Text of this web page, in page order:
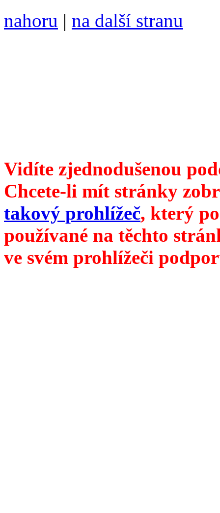
nahoru | na další stranu
Vidíte zjednodušenou
Chcete-li mít stránky
takový prohlížeč, který
používané na těchto
ve svém prohlížeči